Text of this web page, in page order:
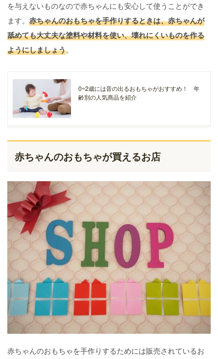
を与えないものなので赤ちゃんにも安心して使うことができ
ます。 赤ちゃんのおもちゃを手作りするときは、赤ちゃんが
舐めても大丈夫な塗料や材料を使い、壊れにくいものを作る
ようにしましょう。
0~2歳には音の出るおもちゃがおすすめ！ 年
齢別の人気商品を紹介
赤ちゃんのおもちゃが買えるお店
赤ちゃんのおもちゃを手作りするためには販売されているお